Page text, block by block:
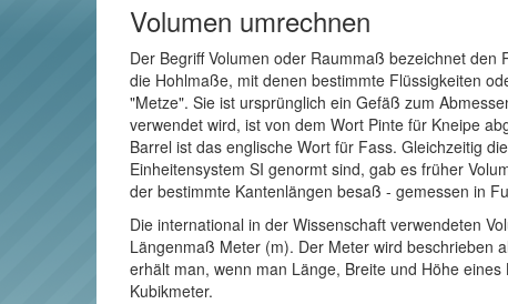
Volumen umrechnen
Der Begriff Volumen oder Raummaß bezeichnet
die Hohlmaße, mit denen bestimmte Flüssigkeiten
"Metze". Sie ist ursprünglich ein Gefäß zum
verwendet wird, ist von dem Wort Pinte für Kneipe
Barrel ist das englische Wort für Fass. Gleichzeitig
Einheitensystem SI genormt sind, gab es früher
der bestimmte Kantenlängen besaß - gemessen in
Die international in der Wissenschaft verwendeten
Längenmaß Meter (m). Der Meter wird beschrieben
erhält man, wenn man Länge, Breite und Höhe
Kubikmeter.